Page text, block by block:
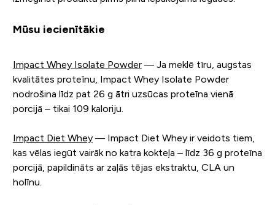
Mūsu iecienītākie
Impact Whey Isolate Powder— Ja meklē tīru, augstas
kvalitātes proteīnu, Impact Whey Isolate Powder
nodrošina līdz pat 26 g ātri uzsūcas proteīna vienā
porcijā – tikai 109 kaloriju.
Impact Diet Whey— Impact Diet Whey ir veidots tiem,
kas vēlas iegūt vairāk no katra kokteļa – līdz 36 g proteīna
porcijā, papildināts ar zaļās tējas ekstraktu, CLA un
holīnu.